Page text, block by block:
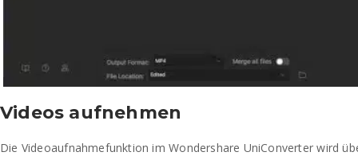
Videos aufnehmen
Die Videoaufnahmefunktion im Wondershare UniConverter wird